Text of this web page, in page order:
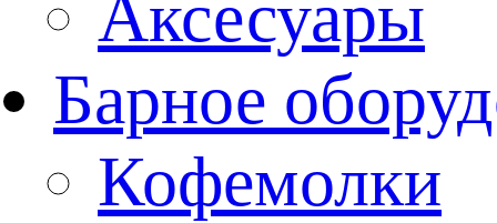
Аксесуары
Барное
Кофемолки